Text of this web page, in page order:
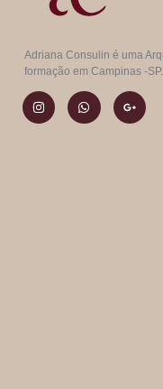
Adriana Consulin é uma
formação em Campinas -SP.